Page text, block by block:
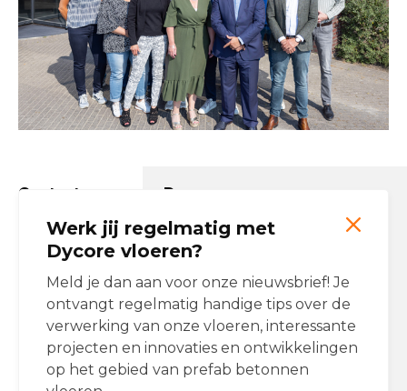
Contactgegevens Dycore
Email:info@dycore.nl
(0)162 477 477
Onze producten
Breedplaatvloeren
Ribbenvloeren
Dycore op Social Media
Werk jij regelmatig met
Dycore vloeren?
Meld je dan aan voor onze nieuwsbrief! Je
ontvangt regelmatig handige tips over de
verwerking van onze vloeren, interessante
projecten en innovaties en ontwikkelingen
op het gebied van prefab betonnen